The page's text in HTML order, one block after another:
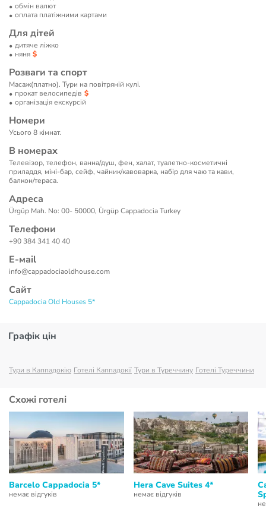
обмін валют
оплата платіжними картами
Для дітей
дитяче ліжко
няня
Розваги та спорт
Масаж(платно). Тури на повітряній кулі.
прокат велосипедів
організація екскурсій
Номери
Усього 8 кімнат.
В номерах
Телевізор, телефон, ванна/душ, фен, халат, туалетно-косметичні
приладдя, міні-бар, сейф, чайник/кавоварка, набір для чаю та кави,
балкон/тераса.
Адреса
Ürgüp Mah. No: 00- 50000, Ürgüp Cappadocia Turkey
Телефони
+90 384 341 40 40
Е-маil
info@cappadociaoldhouse.com
Сайт
Cappadocia Old Houses 5*
Графік цін
Тури в Каппадокію Готелі Каппадокії Тури в Туреччину Готелі Туреччини
Схожі готелі
Barcelo Cappadocia 5*
немає відгуків
Hera Cave Suites 4*
немає відгуків